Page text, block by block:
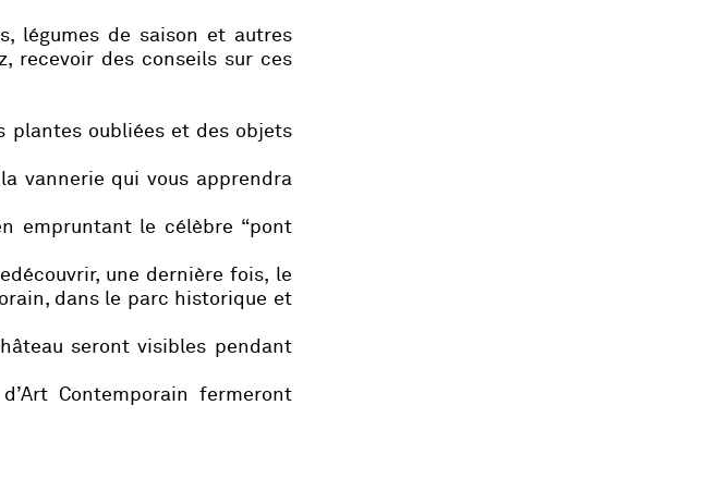
légumes de saison et autres
recevoir des conseils sur ces
plantes oubliées et des objets
vannerie qui vous apprendra
empruntant le célèbre “pont
une dernière fois, le
dans le parc historique et
seront visibles pendant
Contemporain fermeront